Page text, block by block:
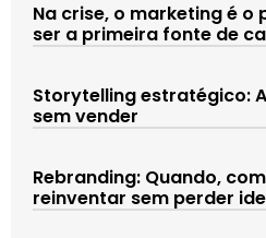
Na crise, o marketing é o
ser a primeira fonte de
Storytelling estratégico:
sem vender
Rebranding: Quando,
reinventar sem perder